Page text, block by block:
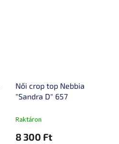
Női crop top Nebbia
"Sandra D" 657
Raktáron
8 300 Ft